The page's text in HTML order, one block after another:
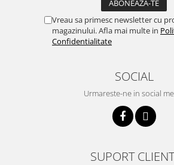
Pompe de circulaţie pentru
instalaţiile termice solare
Vase de expansiune
Incalzire clasica in pardoseala
Teava incalzire pardoseala
Grupuri de pompare si amestec
Vreau sa primesc newsletter cu
magazinului. Afla mai multe in
Confidentialitate
SOCIAL
Urmareste-ne in social
SUPORT